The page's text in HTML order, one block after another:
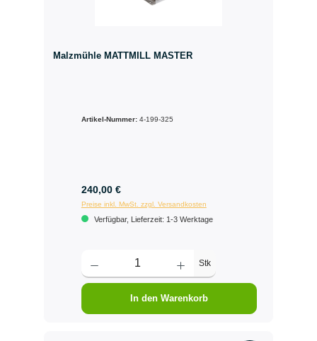
Malzmühle MATTMILL MASTER
Artikel-Nummer: 4-199-325
240,00 €
Preise inkl. MwSt. zzgl. Versandkosten
Verfügbar, Lieferzeit: 1-3 Werktage
Stk
In den Warenkorb